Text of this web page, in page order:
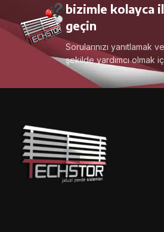
bizimle kolayca
geçin
Sorularınızı yanıtlamak
şekilde yardımcı olmak